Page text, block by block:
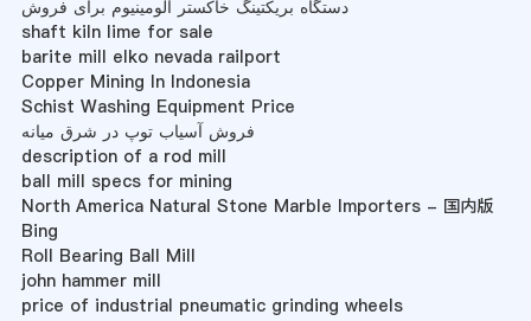
دستگاه بریکتینگ خاکستر آلومینیوم برای فروش
shaft kiln lime for sale
barite mill elko nevada railport
Copper Mining In Indonesia
Schist Washing Equipment Price
فروش آسیاب توپ در شرق میانه
description of a rod mill
ball mill specs for mining
North America Natural Stone Marble Importers - 国内版
Bing
Roll Bearing Ball Mill
john hammer mill
price of industrial pneumatic grinding wheels